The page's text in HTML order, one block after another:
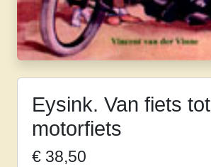
Eysink. Van fiets tot
motorfiets
€ 38,50